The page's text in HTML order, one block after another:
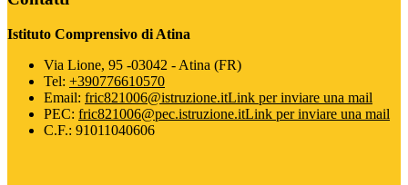
Istituto Comprensivo di Atina
Via Lione, 95 -03042 - Atina (FR)
Tel: +390776610570
Email: fric821006@istruzione.itLink per inviare una mail
PEC: fric821006@pec.istruzione.itLink per inviare una mail
C.F.: 91011040606